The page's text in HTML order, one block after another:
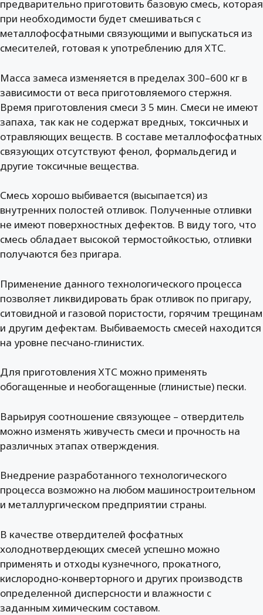
предварительно приготовить базовую смесь, которая
при необходимости будет смешиваться с
металлофосфатными связующими и выпускаться из
смесителей, готовая к употреблению для ХТС.
Масса замеса изменяется в пределах 300–600 кг в
зависимости от веса приготовляемого стержня.
Время приготовления смеси 3 5 мин. Смеси не имеют
запаха, так как не содержат вредных, токсичных и
отравляющих веществ. В составе металлофосфатных
связующих отсутствуют фенол, формальдегид и
другие токсичные вещества.
Смесь хорошо выбивается (высыпается) из
внутренних полостей отливок. Полученные отливки
не имеют поверхностных дефектов. В виду того, что
смесь обладает высокой термостойкостью, отливки
получаются без пригара.
Применение данного технологического процесса
позволяет ликвидировать брак отливок по пригару,
ситовидной и газовой пористости, горячим трещинам
и другим дефектам. Выбиваемость смесей находится
на уровне песчано-глинистих.
Для приготовления ХТС можно применять
обогащенные и необогащенные (глинистые) пески.
Варьируя соотношение связующее – отвердитель
можно изменять живучесть смеси и прочность на
различных этапах отверждения.
Внедрение разработанного технологического
процесса возможно на любом машиностроительном
и металлургическом предприятии страны.
В качестве отвердителей фосфатных
холоднотвердеющих смесей успешно можно
применять и отходы кузнечного, прокатного,
кислородно-конверторного и других производств
определенной дисперсности и влажности с
заданным химическим составом.